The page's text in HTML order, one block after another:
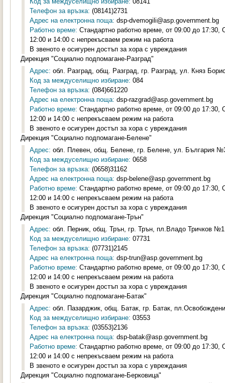
Телефон за връзка: (08141)2731
Адрес на електронна поща: dsp-dvemogili@asp.government.bg
Работно време: Стандартно работно време, от 09:00 до
12:00 и 14:00 с непрекъсваем режим на работа
В звеното е осигурен достъп за хора с увреждания
Дирекция "Социално подпомагане-Разград"
Адрес: обл. Разград, общ. Разград, гр. Разград, ул. Княз
Код за междуселищно избиране: 084
Телефон за връзка: (084)661220
Адрес на електронна поща: dsp-razgrad@asp.government.bg
Работно време: Стандартно работно време, от 09:00 до
12:00 и 14:00 с непрекъсваем режим на работа
В звеното е осигурен достъп за хора с увреждания
Дирекция "Социално подпомагане-Белене"
Адрес: обл. Плевен, общ. Белене, гр. Белене, ул. България
Код за междуселищно избиране: 0658
Телефон за връзка: (0658)31162
Адрес на електронна поща: dsp-belene@asp.government.bg
Работно време: Стандартно работно време, от 09:00 до
12:00 и 14:00 с непрекъсваем режим на работа
В звеното е осигурен достъп за хора с увреждания
Дирекция "Социално подпомагане-Трън"
Адрес: обл. Перник, общ. Трън, гр. Трън, пл.Владо Тричков
Код за междуселищно избиране: 07731
Телефон за връзка: (07731)2145
Адрес на електронна поща: dsp-trun@asp.government.bg
Работно време: Стандартно работно време, от 09:00 до
12:00 и 14:00 с непрекъсваем режим на работа
В звеното е осигурен достъп за хора с увреждания
Дирекция "Социално подпомагане-Батак"
Адрес: обл. Пазарджик, общ. Батак, гр. Батак,
Код за междуселищно избиране: 03553
Телефон за връзка: (03553)2136
Адрес на електронна поща: dsp-batak@asp.government.bg
Работно време: Стандартно работно време, от 09:00 до
12:00 и 14:00 с непрекъсваем режим на работа
В звеното е осигурен достъп за хора с увреждания
Дирекция "Социално подпомагане-Берковица"